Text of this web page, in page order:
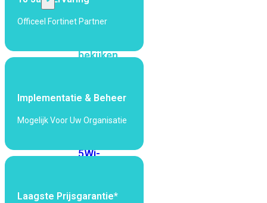
Alle
bekijken
Fi
Generatie
Wi-
5Wi-
Fi
Officeel Fortinet Partner
Implementatie & Beheer
Mogelijk Voor Uw Organisatie
Laagste Prijsgarantie*